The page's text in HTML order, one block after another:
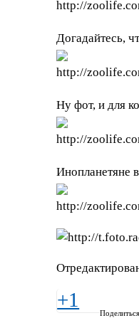
Догадайтесь,
Ну фот, и для
Инопланетяне
+1